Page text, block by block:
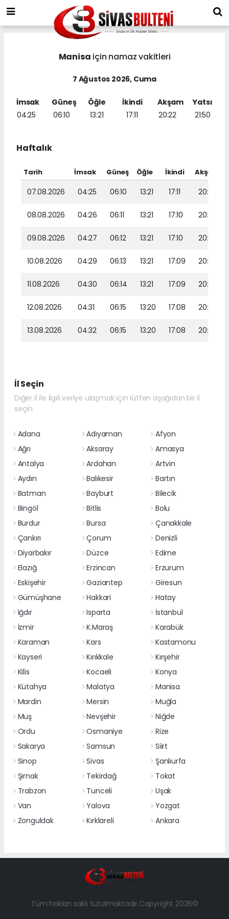
Manisa için namaz vakitleri
7 Ağustos 2026, Cuma
İmsak
04:25
Güneş
06:10
Öğle
13:21
İkindi
17:11
Akşam
20:22
Yatsı
21:50
Haftalık
Tarih İmsak Güneş Öğle İkindi Akşam
07.08.2026 04:25 06:10 13:21 17:11 20:22
08.08.2026 04:26 06:11 13:21 17:10 20:20
09.08.2026 04:27 06:12 13:21 17:10 20:19
10.08.2026 04:29 06:13 13:21 17:09 20:18
11.08.2026 04:30 06:14 13:21 17:09 20:17
12.08.2026 04:31 06:15 13:20 17:08 20:16
13.08.2026 04:32 06:15 13:20 17:08 20:14
İl Seçin
Diğer il ile ilgili veriye ulaşmak için lütfen aşağıdan bir il
seçin
Adana Adıyaman
Afyon
Ağrı
Aksaray
Amasya
Antalya
Ardahan
Artvin
Aydın
Balıkesir
Bartın
Batman
Bayburt
Bilecik
Bingöl
Bitlis
Bolu
Burdur
Bursa
Çanakkale
Çankırı
Çorum
Denizli
Diyarbakır
Düzce
Edirne
Elazığ
Erzincan
Erzurum
Eskişehir
Gaziantep
Giresun
Gümüşhane
Hakkari
Hatay
Iğdır
Isparta
İstanbul
İzmir
K.Maraş
Karabük
Karaman
Kars
Kastamonu
Kayseri
Kırıkkale
Kırşehir
Kilis
Kocaeli
Konya
Kütahya
Malatya
Manisa
Mardin
Mersin
Muğla
Muş
Nevşehir
Niğde
Ordu
Osmaniye
Rize
Sakarya
Samsun
Siirt
Sinop
Sivas
Şanlıurfa
Şırnak
Tekirdağ
Tokat
Trabzon
Tunceli
Uşak
Van
Yalova
Yozgat
Zonguldak
Kırklareli Ankara
Tüm hakları saklı tutulmaktadır.Copyright 2026©